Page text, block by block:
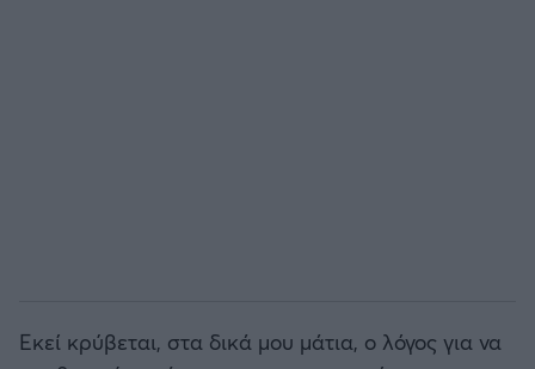
Εκεί κρύβεται, στα δικά μου μάτια, ο λόγος για να